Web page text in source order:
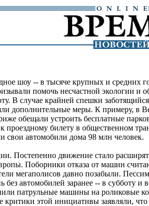
шоу -- в тысяче крупных и
помочь несчастной экологии и
В случае крайней спешки
дополнительные меры. К примеру,
обещали устроить бесплатные
билету в общественном
свои автомобили дома 98 млн человек.
Постепенно движение стало
Поборники отказа от машин
мегаполисов давно позабыли.
автомобилей заранее -- в субботу
патрульные машины на роликовые
этой инициативы заявляли,